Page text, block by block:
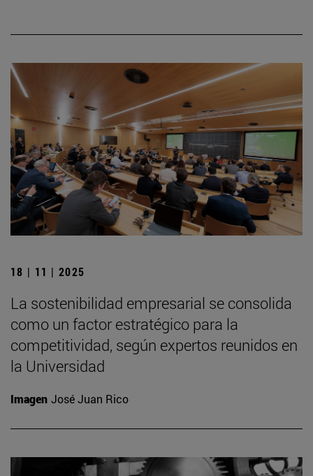
18 | 11 | 2025
La sostenibilidad empresarial se consolida
como un factor estratégico para la
competitividad, según expertos reunidos en
la Universidad
Imagen José Juan Rico